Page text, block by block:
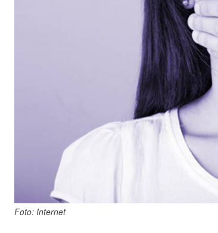
Foto: Internet